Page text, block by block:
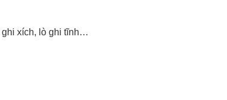
ghi xích, lò ghi tĩnh…